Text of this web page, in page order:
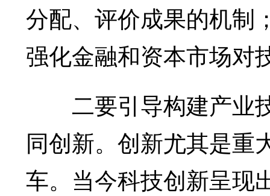
分配、评价成果的机制
强化金融和资本市场对
二要引导构建产业
同创新。创新尤其是重
车。当今科技创新呈现